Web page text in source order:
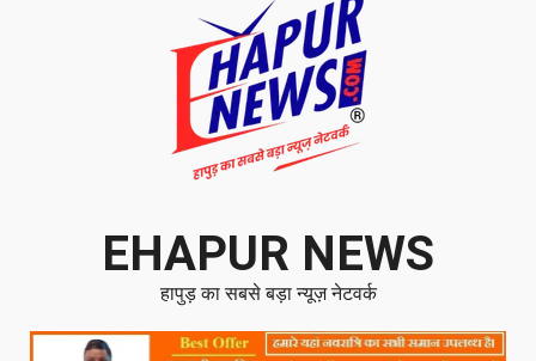
EHAPUR NEWS
हापुड़ का सबसे बड़ा न्यूज़ नेटवर्क